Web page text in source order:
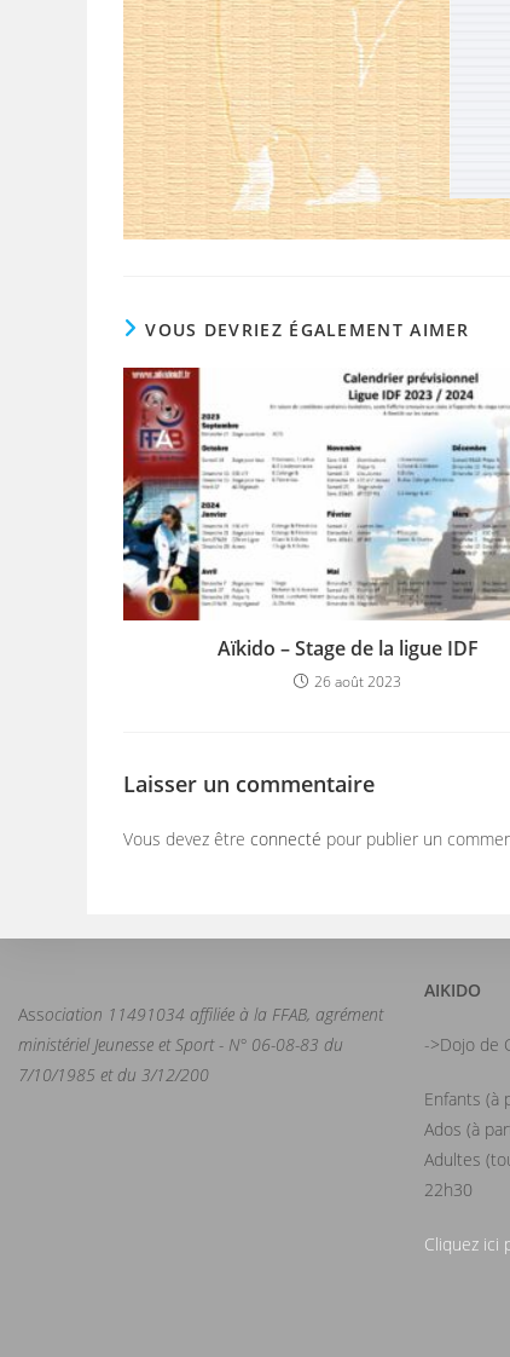
VOUS DEVRIEZ ÉGALEMENT AIMER
Aïkido – Stage de la ligue IDF
26 août 2023
Laisser un commentaire
Vous devez être connecté pour publier un
Association 11491034 affiliée à la FFAB, agrément
ministériel Jeunesse et Sport - N° 06-08-83 du
7/10/1985 et du 3/12/200
AIKIDO
->Dojo de
Enfants (à
Ados (à
Adultes
22h30
Cliquez ici